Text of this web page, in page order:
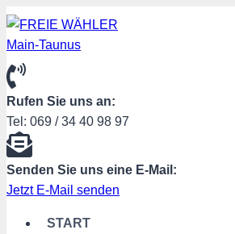
Zum
Rufen Sie uns an:
Tel: 069 / 34 40 98 97
Senden Sie uns eine E-Mail:
Jetzt E-Mail senden
START